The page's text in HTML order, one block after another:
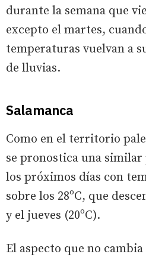
durante la semana que
excepto el martes,
temperaturas vuelvan a
de lluvias.
Salamanca
Como en el territorio
se pronostica una
los próximos días con
sobre los 28ºC, que
y el jueves (20ºC).
El aspecto que no